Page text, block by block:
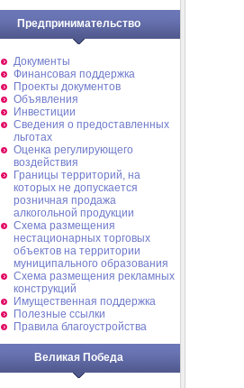
Предпринимательство
Документы
Финансовая поддержка
Проекты документов
Объявления
Инвестиции
Сведения о предоставленных
льготах
Оценка регулирующего
воздействия
Границы территорий, на
которых не допускается
розничная продажа
алкогольной продукции
Схема размещения
нестационарных торговых
объектов на территории
муниципального образования
Схема размещения рекламных
конструкций
Имущественная поддержка
Полезные ссылки
Правила благоустройства
Великая Победа